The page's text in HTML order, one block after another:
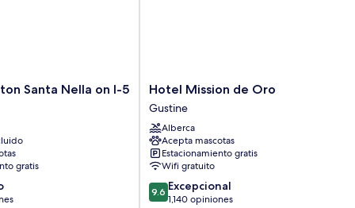
Santa Nella on I-5
gratis
Hotel
Mission
de
Oro
Gustine
Hotel Mission de Oro
Gustine
Alberca
Acepta mascotas
Estacionamiento gratis
Wifi gratuito
9.6
de
9.6 Excepcional
1,140 opiniones